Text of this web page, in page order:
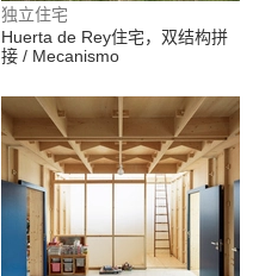
独立住宅
Huerta de Rey住宅，双结构拼
接 / Mecanismo